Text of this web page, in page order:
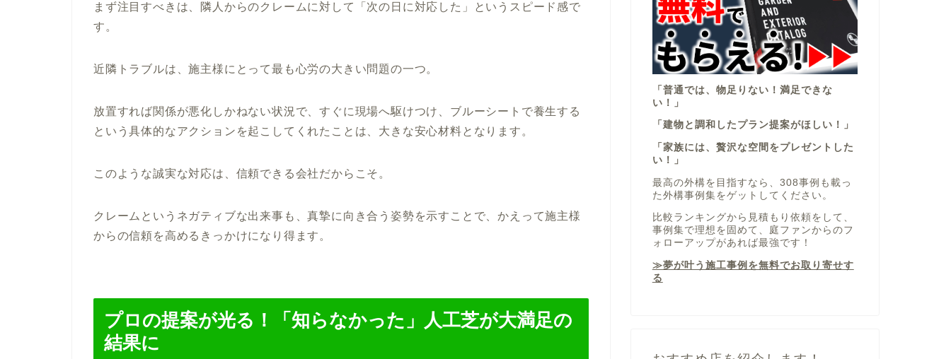
まず注目すべきは、隣人からのクレームに対して「次の日に対応した」というスピード感で
す。
近隣トラブルは、施主様にとって最も心労の大きい問題の一つ。
放置すれば関係が悪化しかねない状況で、すぐに現場へ駆けつけ、ブルーシートで養生する
という具体的なアクションを起こしてくれたことは、大きな安心材料となります。
このような誠実な対応は、信頼できる会社だからこそ。
クレームというネガティブな出来事も、真摯に向き合う姿勢を示すことで、かえって施主様
からの信頼を高めるきっかけになり得ます。
プロの提案が光る！「知らなかった」人工芝が大満足の
結果に
「普通では、物足りない！満足できな
い！」
「建物と調和したプラン提案がほしい！」
「家族には、贅沢な空間をプレゼントした
い！」
最高の外構を目指すなら、308事例も載っ
た外構事例集をゲットしてください。
比較ランキングから見積もり依頼をして、
事例集で理想を固めて、庭ファンからのフ
ォローアップがあれば最強です！
≫夢が叶う施工事例を無料でお取り寄せす
る